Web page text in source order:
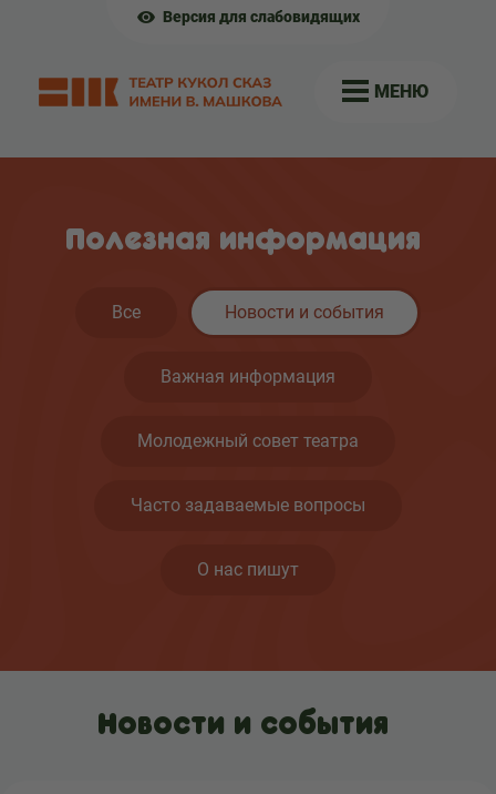
Версия для слабовидящих
МЕНЮ
Полезная информация
Все Новости и события
Важная информация
Молодежный совет театра
Часто задаваемые вопросы
О нас пишут
Новости и события